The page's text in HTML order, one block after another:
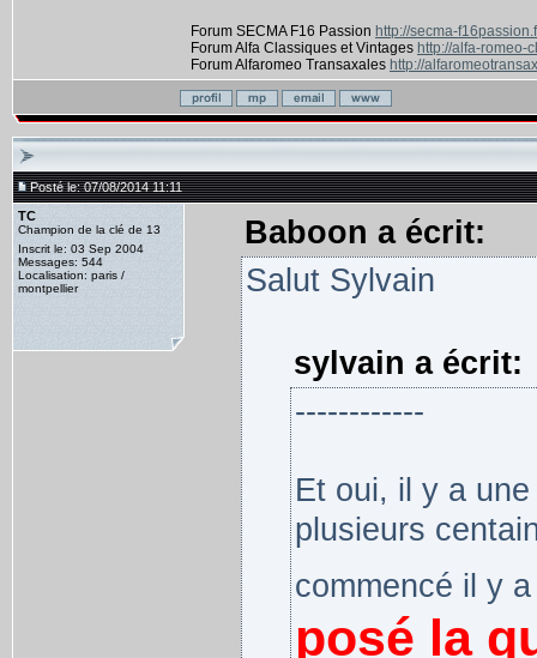
Forum SECMA F16 Passion http://secma-
Forum Alfa Classiques et Vintages http://alfa-romeo-
Forum Alfaromeo Transaxales http://
Posté le: 07/08/2014 11:11
TC
Champion de la clé de 13
Inscrit le: 03 Sep 2004
Messages: 544
Localisation: paris /
montpellier
Baboon a écrit:
Salut Sylvain
sylvain a écrit:
------------
Et oui, il y a
plusieurs
commencé il y
posé la